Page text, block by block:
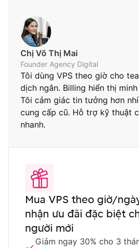
Chị Võ Thị Mai
Founder Agency Digital
Tôi dùng VPS theo giờ cho
dịch ngắn. Billing hiển thị
Tôi cảm giác tin tưởng hơn
cung cấp cũ. Hỗ trợ kỹ thuật
nhanh.
Mua VPS theo giờ/
nhận ưu đãi đặc biệt
người mới
Giảm ngay 30% cho 3